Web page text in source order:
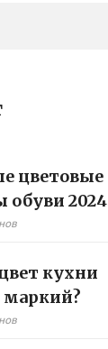
цветовые
обуви 2024
кухни